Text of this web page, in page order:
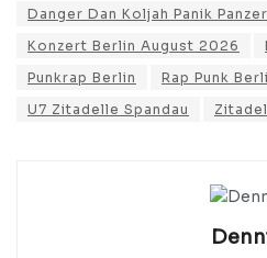
Danger Dan Koljah Panik Panzer
Konzert Berlin August 2026
Punkrap Berlin
Rap Punk
U7 Zitadelle Spandau